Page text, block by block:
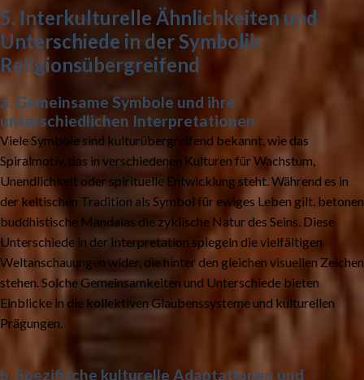
5. Interkulturelle Ähnlichkeiten und
Unterschiede in der Symbolik
Religionsübergreifend
a. Gemeinsame Symbole und ihre
unterschiedlichen Interpretationen
Viele Symbole sind kulturübergreifend bekannt, wie das
Spiralmotiv, das in verschiedenen Kulturen für Wachstum,
Unendlichkeit oder spirituelle Entwicklung steht. Während es in
der keltischen Tradition als Symbol für ewiges Leben gilt, betonen
buddhistische Mandalas die zyklische Natur des Seins. Diese
Unterschiede in der Interpretation spiegeln die vielfältigen
Weltanschauungen wider, die hinter den gleichen visuellen Zeichen
stehen. Solche Gemeinsamkeiten und Unterschiede bieten
Einblicke in die kollektiven Glaubenssysteme und kulturellen
Prägungen.
b. Spezifische kulturelle Adaptationen und